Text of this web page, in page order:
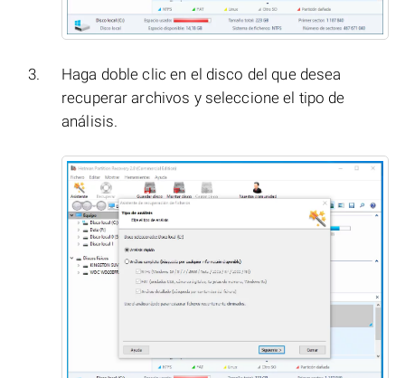
Haga doble clic en el disco del que desea
recuperar archivos y seleccione el tipo de
análisis.